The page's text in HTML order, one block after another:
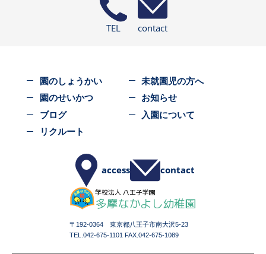
TEL contact
学校法人 八王子学園
多摩なかよし幼稚園
〒192-0364 東京都八王子市南大沢5-23
TEL.042-675-1101 FAX.042-675-1089
園のしょうかい
入園について
ブログ
園のせいかつ
未就園児の方へ
リクルート
お知らせ
access contact
Tama